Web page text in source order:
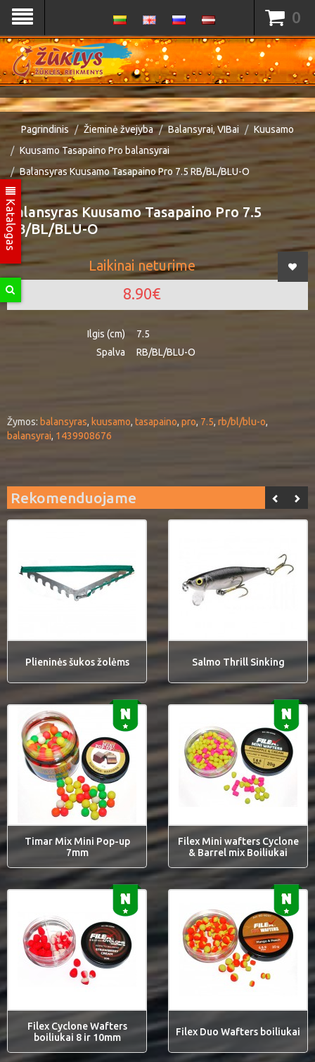
Katalogas
0
Pagrindinis Žieminė žvejyba Balansyrai, VIBai
Kuusamo
Kuusamo Tasapaino Pro balansyrai
Balansyras Kuusamo Tasapaino Pro 7.5 RB/BL/BLU-O
Balansyras Kuusamo Tasapaino Pro 7.5
RB/BL/BLU-O
Laikinai neturime
8.90€
Ilgis (cm)
7.5
Spalva
RB/BL/BLU-O
Žymos: balansyras, kuusamo, tasapaino, pro, 7.5, rb/bl/blu-o,
balansyrai, 1439908676
Rekomenduojame
Plieninės šukos žolėms Salmo Thrill Sinking
Timar Mix Mini Pop-up
7mm
Filex Mini wafters Cyclone
& Barrel mix Boiliukai
Filex Cyclone Wafters
boiliukai 8 ir 10mm
Filex Duo Wafters boiliukai